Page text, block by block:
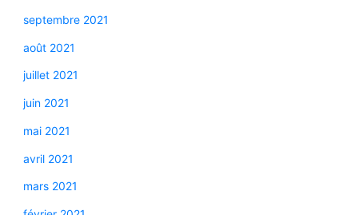
septembre 2021
août 2021
juillet 2021
juin 2021
mai 2021
avril 2021
mars 2021